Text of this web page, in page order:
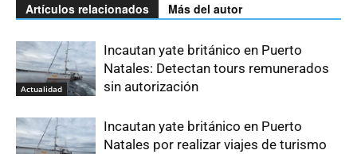
Artículos relacionados Más del autor
Actualidad
Incautan yate británico en Puerto
Natales: Detectan tours remunerados
sin autorización
Incautan yate británico en Puerto
Natales por realizar viajes de turismo